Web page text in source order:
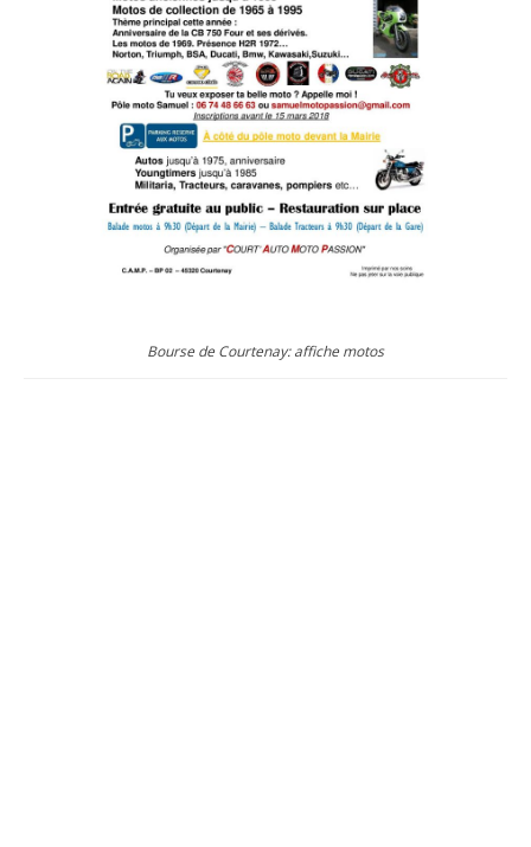
Bourse de Courtenay: affiche motos